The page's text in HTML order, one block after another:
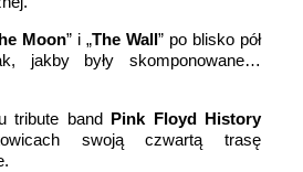
Moon” i „The Wall” po blisko pół
jakby były skomponowane…
tribute band Pink Floyd History
swoją czwartą trasę